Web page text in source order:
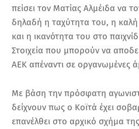
πείσει τον Ματίας Αλμέιδα να
δηλαδή η ταχύτητα του, η
και η ικανότητα του στο
Στοιχεία που μπορούν να
ΑΕΚ απέναντι σε οργανωμένες
Με βάση την πρόσφατη
δείχνουν πως ο Κοϊτά έχει
επανέλθει στο αρχικό σχήμα